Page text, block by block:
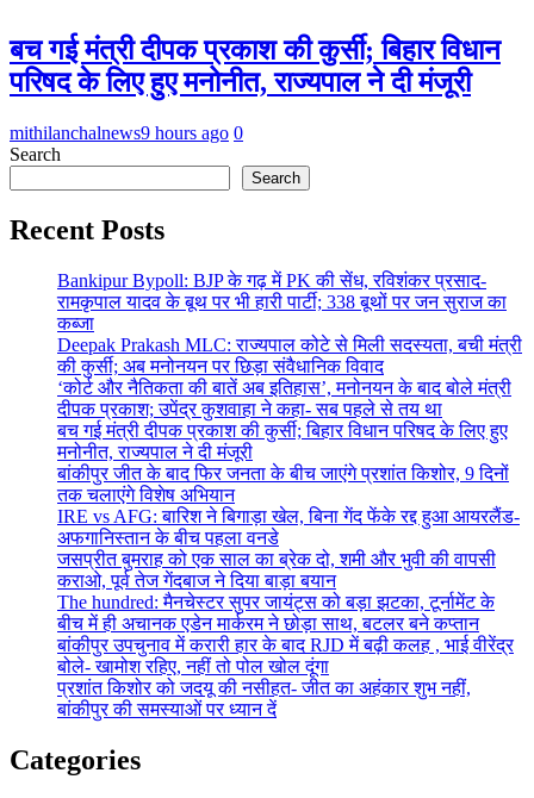
बच गई मंत्री दीपक प्रकाश की कुर्सी; बिहार विधान
परिषद के लिए हुए मनोनीत, राज्यपाल ने दी मंजूरी
mithilanchalnews9 hours ago 0
Search
Search
Recent Posts
Bankipur Bypoll: BJP के गढ़ में PK की सेंध, रविशंकर प्रसाद-
रामकृपाल यादव के बूथ पर भी हारी पार्टी; 338 बूथों पर जन सुराज का
कब्जा
Deepak Prakash MLC: राज्यपाल कोटे से मिली सदस्यता, बची मंत्री
की कुर्सी; अब मनोनयन पर छिड़ा संवैधानिक विवाद
‘कोर्ट और नैतिकता की बातें अब इतिहास’, मनोनयन के बाद बोले मंत्री
दीपक प्रकाश; उपेंद्र कुशवाहा ने कहा- सब पहले से तय था
बच गई मंत्री दीपक प्रकाश की कुर्सी; बिहार विधान परिषद के लिए हुए
मनोनीत, राज्यपाल ने दी मंजूरी
बांकीपुर जीत के बाद फिर जनता के बीच जाएंगे प्रशांत किशोर, 9 दिनों
तक चलाएंगे विशेष अभियान
IRE vs AFG: बारिश ने बिगाड़ा खेल, बिना गेंद फेंके रद्द हुआ आयरलैंड-
अफगानिस्तान के बीच पहला वनडे
जसप्रीत बुमराह को एक साल का ब्रेक दो, शमी और भुवी की वापसी
कराओ, पूर्व तेज गेंदबाज ने दिया बाड़ा बयान
The hundred: मैनचेस्टर सुपर जायंट्स को बड़ा झटका, टूर्नामेंट के
बीच में ही अचानक एडेन मार्करम ने छोड़ा साथ, बटलर बने कप्तान
बांकीपुर उपचुनाव में करारी हार के बाद RJD में बढ़ी कलह , भाई वीरेंद्र
बोले- खामोश रहिए, नहीं तो पोल खोल दूंगा
प्रशांत किशोर को जदयू की नसीहत- जीत का अहंकार शुभ नहीं,
बांकीपुर की समस्याओं पर ध्यान दें
Categories